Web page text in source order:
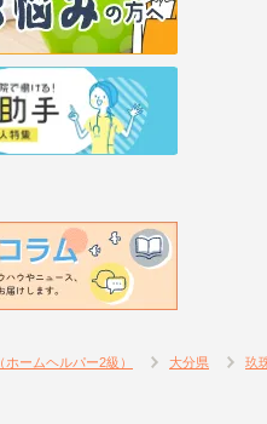
ームヘルパー2級） 大分県 玖